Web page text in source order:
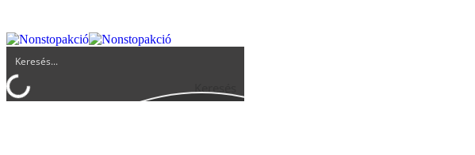
Keresés